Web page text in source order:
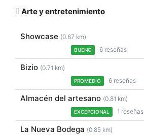
Arte y entretenimiento
Showcase (0.67 km)
BUENO 6 reseñas
Bizio (0.71 km)
PROMEDIO 6 reseñas
Almacén del artesano (0.81 km)
EXCEPCIONAL 1 reseñas
La Nueva Bodega (0.85 km)